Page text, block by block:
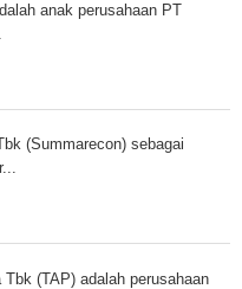
anak perusahaan PT
(Summarecon) sebagai
(TAP) adalah perusahaan